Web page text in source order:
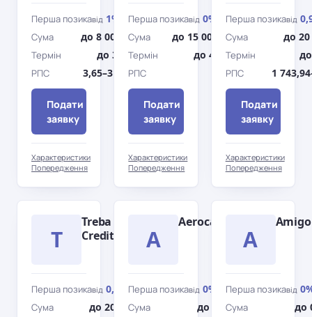
Перша позикавід 1% /день
Сума до 8 000 грн
Термін до 30 дн.
РПС 3,65–3 546%
Подати
заявку
Характеристики
Попередження
Перша позикавід 0% /день
Сума до 15 000 грн
Термін до 45 дн.
РПС 0%
Подати
заявку
Характеристики
Попередження
Перша позикавід
Сума до 20
Термін
РПС 1
Подати
заявку
Характеристики
Попередження
T
Treba
Credit
Перша позикавід 0,09%/день
Сума до 20 000 грн
A
Aerocash
Перша позикавід 0% /день
Сума до 0 грн
A
Amigo
Перша позикавід
Сума до